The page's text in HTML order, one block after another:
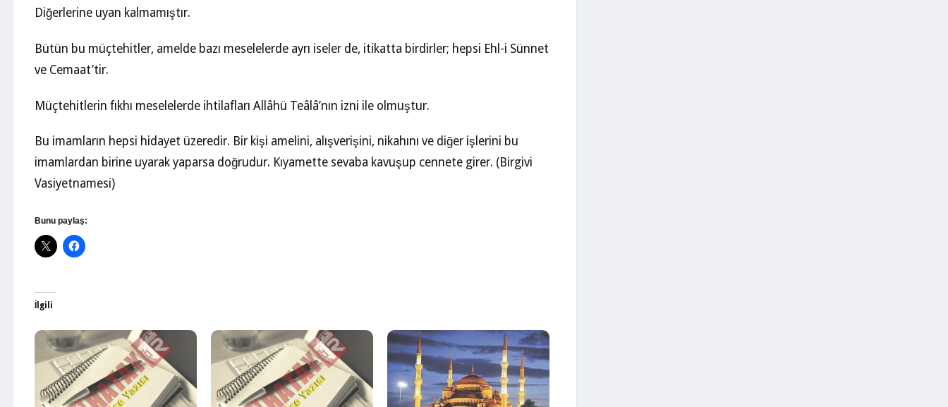
Diğerlerine uyan kalmamıştır.
Bütün bu müçtehitler, amelde bazı meselelerde ayrı iseler de, itikatta birdirler; hepsi Ehl-i Sünnet
ve Cemaat’tir.
Müçtehitlerin fıkhı meselelerde ihtilafları Allâhü Teâlâ’nın izni ile olmuştur.
Bu imamların hepsi hidayet üzeredir. Bir kişi amelini, alışverişini, nikahını ve diğer işlerini bu
imamlardan birine uyarak yaparsa doğrudur. Kıyamette sevaba kavuşup cennete girer. (Birgivi
Vasiyetnamesi)
Bunu paylaş:
İlgili